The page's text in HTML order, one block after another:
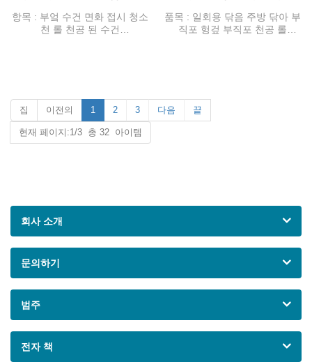
항목 : 부엌 수건 면화 접시 청소
천 롤 천공 된 수건
메쉬 분명, 닦아, 경제적, 다양한
조리개 또는 인쇄시 보푸라기가
없음.
용도 : 청소 주방, 장비, 가구, 바
품목 : 일회용 닦음 주방 닦아 부
직포 헝겊 부직포 천공 롤
메쉬 분명, 닦아, 경제적, 다양한
조리개 또는 인쇄시 보푸라기가
집 이전의 1 2 3 다음 끝
현재 페이지:1/3 총 32 아이템
회사 소개
문의하기
범주
전자 책